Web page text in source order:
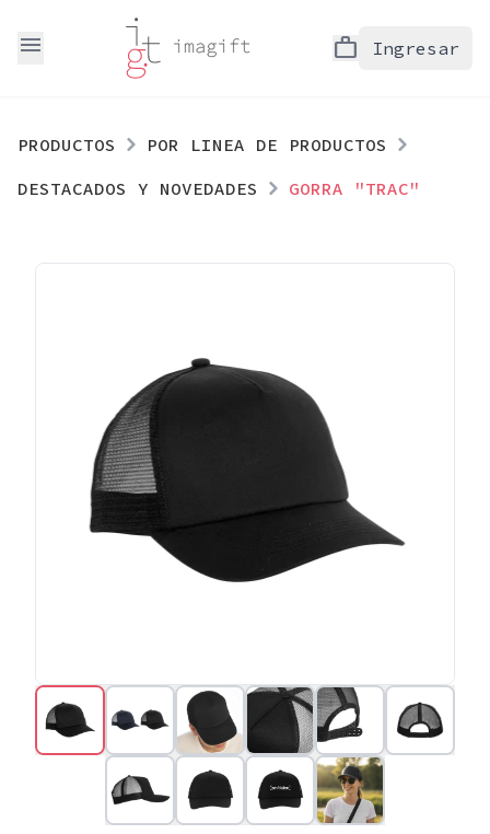
menu work Ingresar
PRODUCTOS
POR LINEA DE PRODUCTOS
DESTACADOS Y NOVEDADES
GORRA "TRAC"